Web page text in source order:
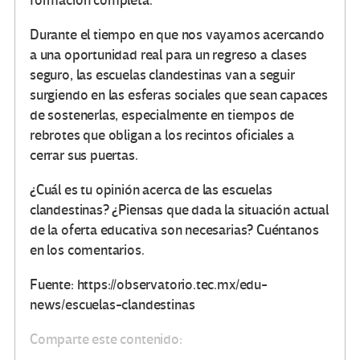
Durante el tiempo en que nos vayamos acercando
a una oportunidad real para un regreso a clases
seguro, las escuelas clandestinas van a seguir
surgiendo en las esferas sociales que sean capaces
de sostenerlas, especialmente en tiempos de
rebrotes que obligan a los recintos oficiales a
cerrar sus puertas.
¿Cuál es tu opinión acerca de las escuelas
clandestinas? ¿Piensas que dada la situación actual
de la oferta educativa son necesarias? Cuéntanos
en los comentarios.
Fuente: https://observatorio.tec.mx/edu-
news/escuelas-clandestinas
Comparte este contenido: